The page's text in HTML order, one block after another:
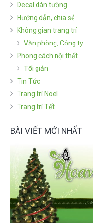
Decal dán tường
Hướng dẫn, chia sẻ
Không gian trang trí
Văn phòng, Công ty
Phong cách nội thất
Tối giản
Tin Tức
Trang trí Noel
Trang trí Tết
BÀI VIẾT MỚI NHẤT